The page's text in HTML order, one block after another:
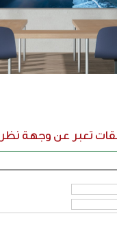
تعبر عن وجهة